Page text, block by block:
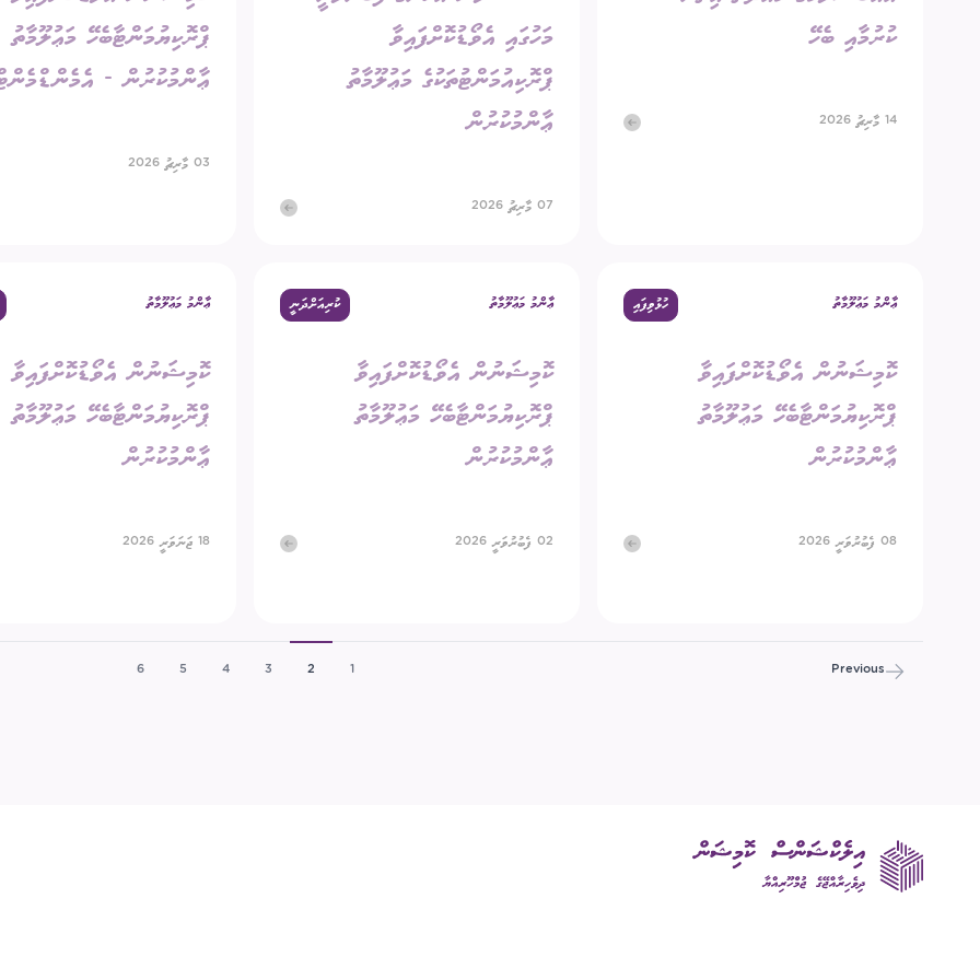
ކުރުމާއި ބެހޭ
14 މާރިޗު 2026
މަހުގައި އެވޯޑުކޮށްފައިވާ
ޕްރޮކިއުމަންޓުތަކުގެ މަޢުލޫމާތު
ޢާންމުކުރުން
07 މާރިޗު 2026
ޕްރޮކިޔުމަންޓާބެހޭ މަޢުލޫމާތު
ޢާންމުކުރުން -
03 މާރިޗު 2026
ޢާންމު މަޢުލޫމާތު ހުޅުވިފައި
ކޮމިޝަނުން އެވޯޑުކޮށްފައިވާ
ޕްރޮކިޔުމަންޓާބެހޭ މަޢުލޫމާތު
ޢާންމުކުރުން
08 ފެބުރުވަރީ 2026
ޢާންމު މަޢުލޫމާތު ކުރިއަށްދަނީ
ކޮމިޝަނުން އެވޯޑުކޮށްފައިވާ
ޕްރޮކިޔުމަންޓާބެހޭ މަޢުލޫމާތު
ޢާންމުކުރުން
02 ފެބުރުވަރީ 2026
ޢާންމު މަޢުލޫމާތު
ކޮމިޝަނުން އެވޯޑުކޮށްފައިވާ
ޕްރޮކިޔުމަންޓާބެހޭ މަޢުލޫމާތު
ޢާންމުކުރުން
18 ޖަނަވަރީ 2026
Previous
1
2
3
4
5
6